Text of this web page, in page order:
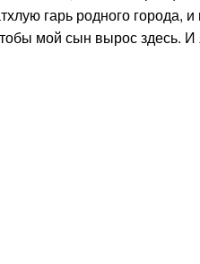
гарь родного города,
мой сын вырос здесь.